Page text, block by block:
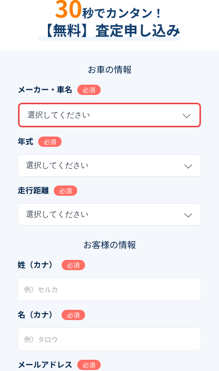
30秒でカンタン！
【無料】査定申し込み
お車の情報
メーカー・車名 必須
選択してください
年式 必須
選択してください
走行距離 必須
選択してください
お客様の情報
姓（カナ） 必須
名（カナ） 必須
メールアドレス 必須